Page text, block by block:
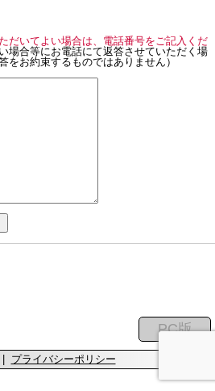
だいてよい場合は、電話番号をご記入くだ
場合等にお電話にて返答させていただく場
をお約束するものではありません）
プライバシーポリシー